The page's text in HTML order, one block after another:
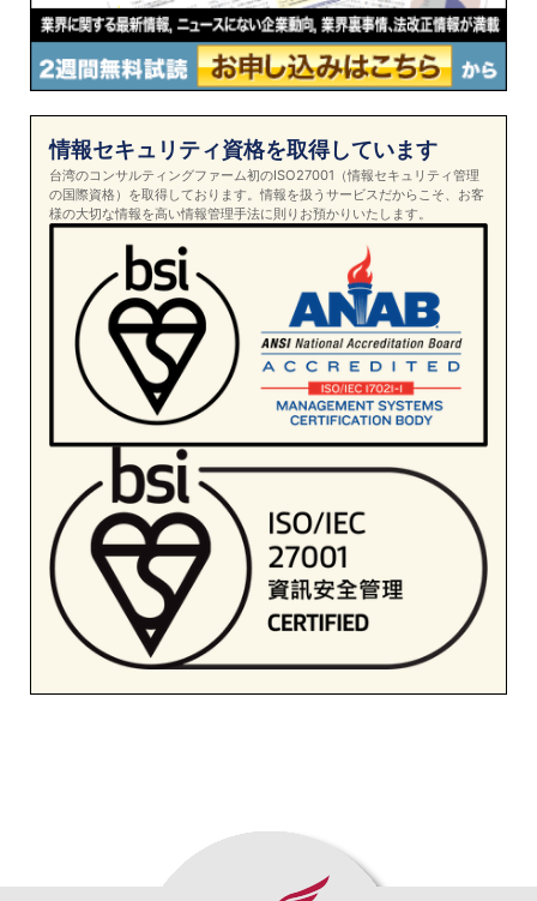
情報セキュリティ資格を取得しています
台湾のコンサルティングファーム初のISO27001（情報セキュリティ管理
の国際資格）を取得しております。情報を扱うサービスだからこそ、お客
様の大切な情報を高い情報管理手法に則りお預かりいたします。